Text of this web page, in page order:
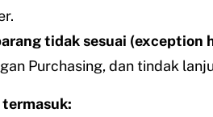
tidak sesuai (exception
Purchasing, dan tindak